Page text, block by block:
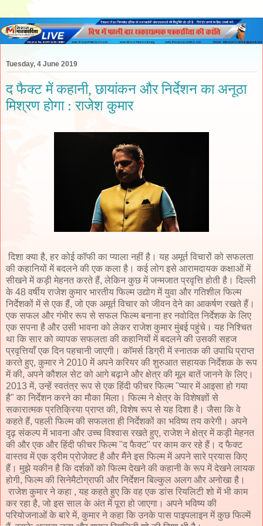
Tuesday, 4 June 2019
द फैक्ट में कहानी, छायांकन और निर्देशन का अनूठा
मिश्रण होगा : राजेश कुमार
दिशा क्या है, हर कोई कॉफी का प्याला नहीं है। यह अमूर्त विचारों को सफलता
की कहानियों में बदलने की एक कला है। कई लोग इसे आरामदायक कक्षाओं में
सीखने में कड़ी मेहनत करते हैं, लेकिन कुछ में जन्मजात प्रवृत्ति होती है। दिल्ली
के 48 वर्षीय राजेश कुमार भारतीय फिल्म उद्योग में युवा और गतिशील फिल्म
निर्देशकों में से एक हैं, जो एक अमूर्त विचार को जीवन देने का आकर्षण रखते हैं।
एक सफल और गंभीर रूप से सफल फिल्म बनाना हर नवोदित निर्देशक के लिए
एक सपना है और उसी भावना को लेकर राजेश कुमार मुंबई पहुंचे। यह निश्चित
था कि सार को व्यापक सफलता की कहानियों में बदलने की उसकी सहज
प्रवृत्तियाँ एक दिन पहचानी जाएगी। कॉमर्स डिग्री में स्नातक की उपाधि प्राप्त
करते हुए, कुमार ने 2010 में अपने करियर की शुरुआत सहायक निर्देशक के रूप
में की, अपने कौशल सेट को आगे बढ़ाने और क्षेत्र की मूल बातें जानने के लिए।
2013 में, उन्हें स्वतंत्र रूप से एक हिंदी फीचर फिल्म "प्यार में आइसा हो गया
है" का निर्देशन करने का मौका मिला। फिल्म ने क्षेत्र के विशेषज्ञों से
सकारात्मक प्रतिक्रिया प्राप्त की, विशेष रूप से यह दिशा है। जैसा कि वे
कहते हैं, पहली फिल्म की सफलता ही निर्देशकों का भविष्य तय करेगी। अपने
दृढ़ संकल्प में भावना और उच्च विश्वास रखते हुए, राजेश ने क्षेत्र में कड़ी मेहनत
की और एक और हिंदी फीचर फिल्म "द फैक्ट" पर काम कर रहे हैं। द फैक्ट
वास्तव में एक ड्रीम प्रोजेक्ट है और मैंने इस फिल्म में अपने सारे प्रयास किए
हैं। मुझे यकीन है कि दर्शकों को फिल्म देखने की कहानी के रूप में देखने लायक
होगी, फिल्म की सिनेमैटोग्राफी और निर्देशन बिल्कुल अलग और अनोखा है।
राजेश कुमार ने कहा , यह कहते हुए कि वह एक डांस रियलिटी शो में भी काम
कर रहा है, जो इस साल के अंत में पूरा हो जाएगा। अपने भविष्य की
परियोजनाओं के बारे में, कुमार ने कहा कि उनके पास पाइपलाइन में कुछ फिल्में